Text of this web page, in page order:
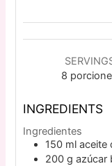
8
INGREDIENTS
Ingredientes
150 ml aceite
200 g azúcar